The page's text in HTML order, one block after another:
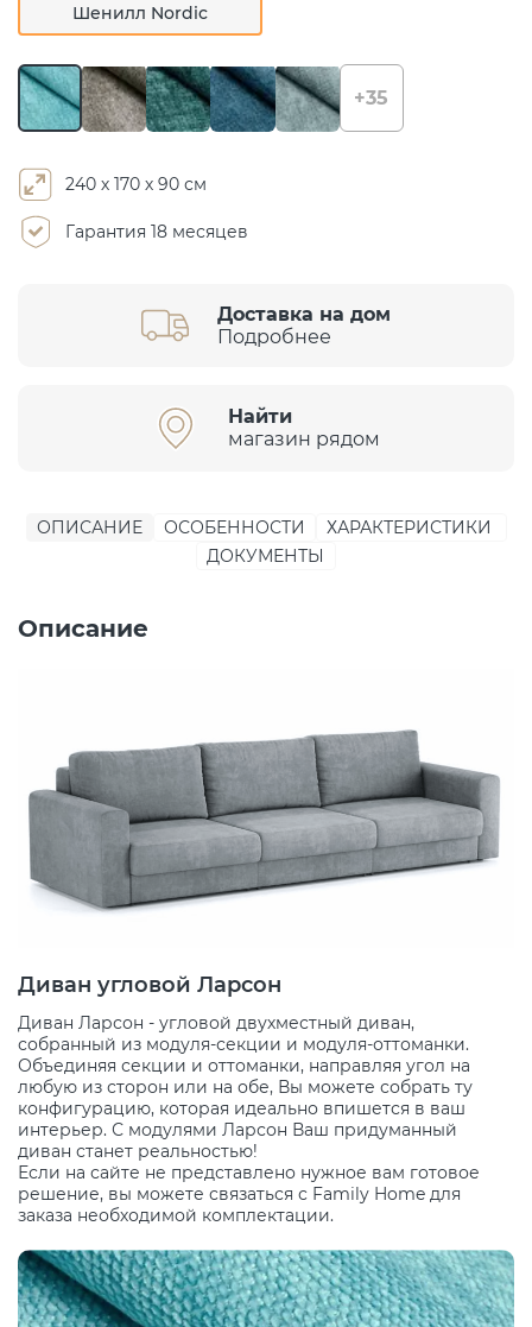
Шенилл Nordic
+35
240 х 170 х 90 см
Гарантия 18 месяцев
Доставка на дом
Подробнее
Найти
магазин рядом
ОПИСАНИЕ ОСОБЕННОСТИ
ХАРАКТЕРИСТИКИ
ДОКУМЕНТЫ
Описание
Диван угловой Ларсон
Диван Ларсон - угловой двухместный диван,
собранный из модуля-секции и модуля-оттоманки.
Объединяя секции и оттоманки, направляя угол на
любую из сторон или на обе, Вы можете собрать ту
конфигурацию, которая идеально впишется в ваш
интерьер. С модулями Ларсон Ваш придуманный
диван станет реальностью!
Если на сайте не представлено нужное вам готовое
решение, вы можете связаться с Family Home для
заказа необходимой комплектации.